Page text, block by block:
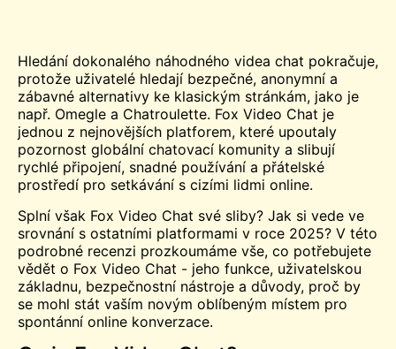
Hledání dokonalého náhodného videa chat pokračuje,
protože uživatelé hledají bezpečné, anonymní a
zábavné alternativy ke klasickým stránkám, jako je
např. Omegle a Chatroulette. Fox Video Chat je
jednou z nejnovějších platforem, které upoutaly
pozornost globální chatovací komunity a slibují
rychlé připojení, snadné používání a přátelské
prostředí pro setkávání s cizími lidmi online.
Splní však Fox Video Chat své sliby? Jak si vede ve
srovnání s ostatními platformami v roce 2025? V této
podrobné recenzi prozkoumáme vše, co potřebujete
vědět o Fox Video Chat - jeho funkce, uživatelskou
základnu, bezpečnostní nástroje a důvody, proč by
se mohl stát vaším novým oblíbeným místem pro
spontánní online konverzace.